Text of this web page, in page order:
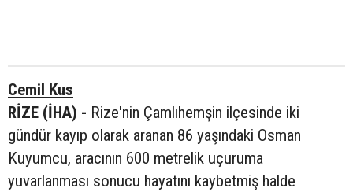
Cemil Kus
RİZE (İHA) - Rize'nin Çamlıhemşin ilçesinde iki
gündür kayıp olarak aranan 86 yaşındaki Osman
Kuyumcu, aracının 600 metrelik uçuruma
yuvarlanması sonucu hayatını kaybetmiş halde